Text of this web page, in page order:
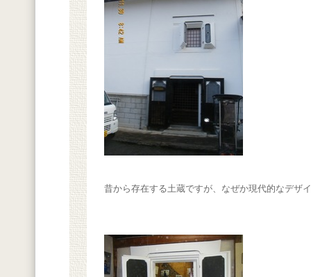
昔から存在する土蔵ですが、なぜか現代的なデザ